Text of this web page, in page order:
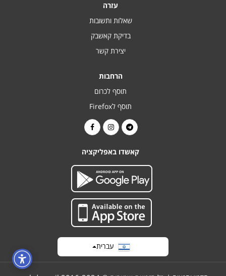
עזרה
שאלות ותשובות
בדיקת קאשבק
יצירת קשר
הרחבות
תוסף לכרום
תוסף לFirefox
קאשדו באפליקציה
עברית